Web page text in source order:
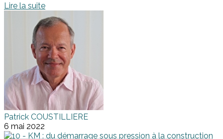
Lire la suite
Patrick COUSTILLIERE
6 mai 2022